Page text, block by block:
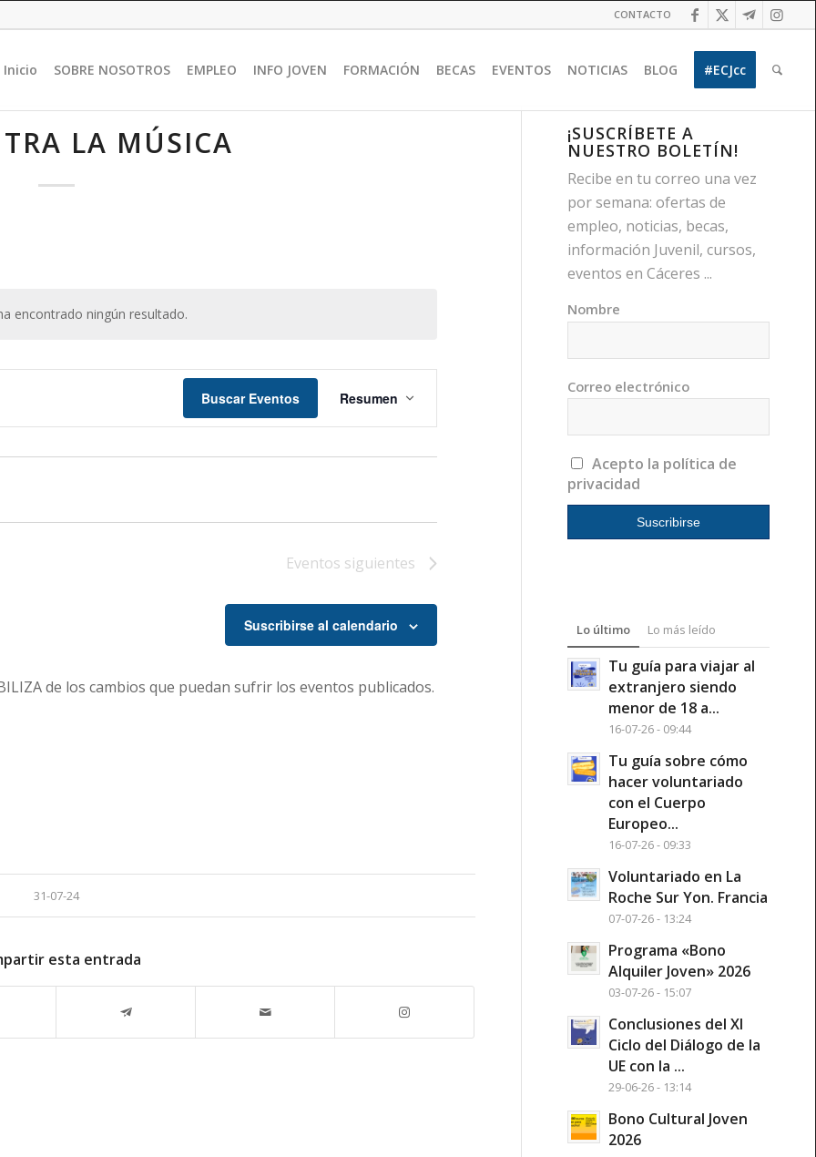
CONTACTO
Inicio SOBRE NOSOTROS EMPLEO INFO JOVEN FORMACIÓN BECAS EVENTOS NOTICIAS BLOG #ECJcc
LA MÚSICA
Aviso
encontrado ningún resultado.
Buscar Eventos
de
Evento
Resumen
Eventos siguientes
Suscribirse al calendario
de los cambios que puedan sufrir los eventos publicados.
31-07-24
esta entrada
¡SUSCRÍBETE A
NUESTRO BOLETÍN!
Recibe en tu correo una vez
por semana: ofertas de
empleo, noticias, becas,
información Juvenil, cursos,
eventos en Cáceres ...
Nombre
Correo electrónico
Acepto la política de
privacidad
Lo último Lo más leído
Tu guía para viajar al
extranjero siendo
menor de 18 a...
16-07-26 - 09:44
Tu guía sobre cómo
hacer voluntariado
con el Cuerpo
Europeo...
16-07-26 - 09:33
Voluntariado en La
Roche Sur Yon. Francia
07-07-26 - 13:24
Programa «Bono
Alquiler Joven» 2026
03-07-26 - 15:07
Conclusiones del XI
Ciclo del Diálogo de la
UE con la ...
29-06-26 - 13:14
Bono Cultural Joven
2026